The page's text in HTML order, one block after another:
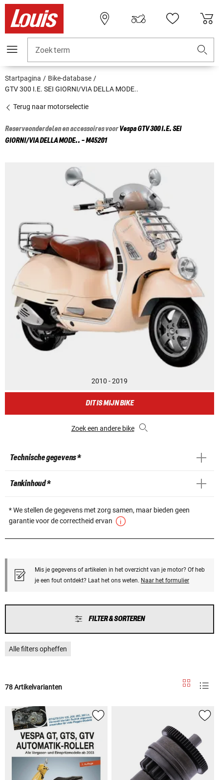
Zoekterm
Startpagina
Bike-database
GTV 300 I.E. SEI GIORNI/VIA DELLA MODE..
Terug naar motorselectie
Reserveonderdelen en accessoires voorVespaGTV 300 I.E. SEI
GIORNI/VIA DELLA MODE.. - M45201
2010 - 2019
DIT IS MIJN BIKE
Zoek een andere bike
Technische gegevens *
Tankinhoud *
* We stellen de gegevens met zorg samen, maar bieden geen
garantie voor de correctheid ervan
Mis je gegevens of artikelen in het overzicht van je motor? Of heb
je een fout ontdekt? Laat het ons weten. Naar het formulier
FILTER & SORTEREN
Alle filters opheffen
78 Artikelvarianten